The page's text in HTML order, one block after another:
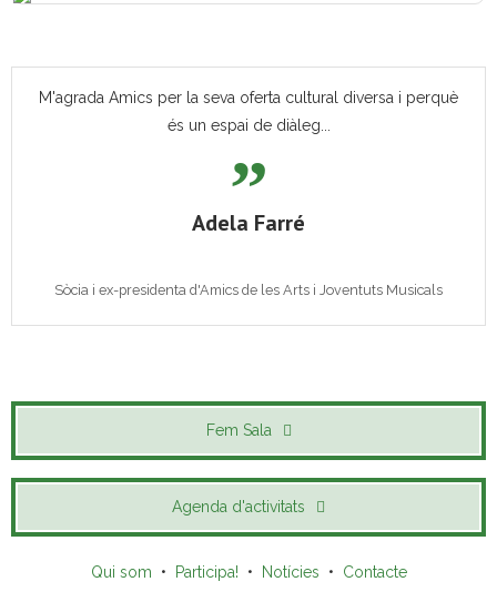
M'agrada Amics per la seva oferta cultural diversa i perquè
és un espai de diàleg...
Adela Farré
Sòcia i ex-presidenta d'Amics de les Arts i Joventuts Musicals
Fem Sala
Agenda d'activitats
Qui som • Participa! • Notícies • Contacte